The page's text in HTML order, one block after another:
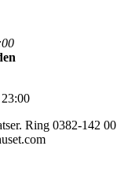
Ring 0382-142 00